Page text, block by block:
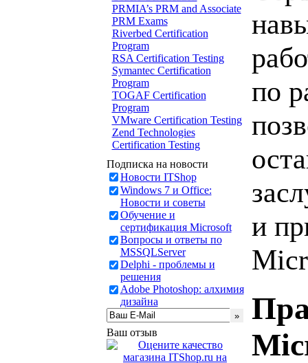
PRMIA’s PRM and Associate
PRM Exams
Riverbed Certification
Program
RSA Certification Testing
Symantec Certification
Program
TOGAF Certification
Program
VMware Certification Testing
Zend Technologies
Certification Testing
Подписка на новости
Новости ITShop
Windows 7 и Office:
Новости и советы
Обучение и
сертификация Microsoft
Вопросы и ответы по
MSSQLServer
Delphi - проблемы и
решения
Adobe Photoshop: алхимия
дизайна
Ваш отзыв
по
и